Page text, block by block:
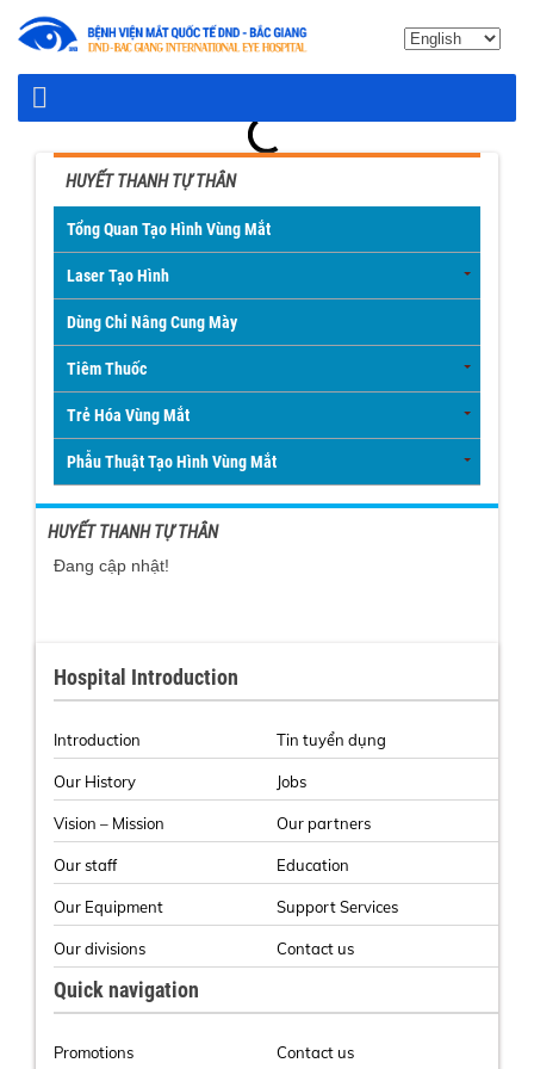
HUYẾT THANH TỰ THÂN
Tổng Quan Tạo Hình Vùng Mắt
Laser Tạo Hình
Dùng Chỉ Nâng Cung Mày
Tiêm Thuốc
Trẻ Hóa Vùng Mắt
Phẫu Thuật Tạo Hình Vùng Mắt
HUYẾT THANH TỰ THÂN
Đang cập nhật!
Hospital Introduction
Introduction
Our History
Vision – Mission
Our staff
Our Equipment
Our divisions
Tin tuyển dụng
Jobs
Our partners
Education
Support Services
Contact us
Quick navigation
Promotions Contact us